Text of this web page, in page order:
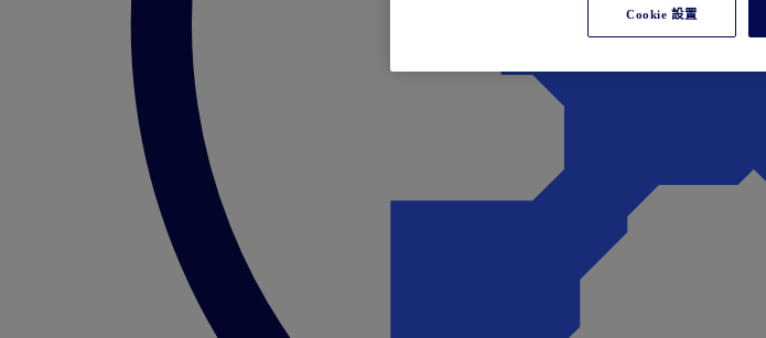
Cookie 設置